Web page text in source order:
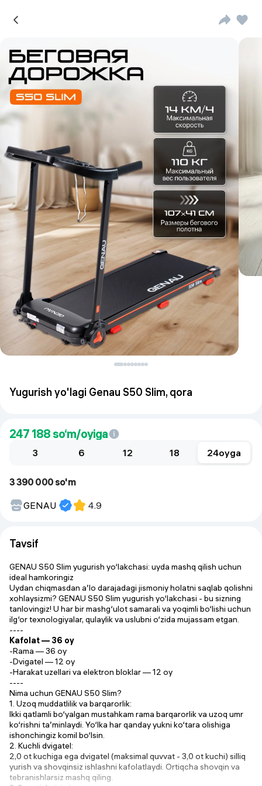
Yugurish yo'lagi Genau S50 Slim, qora
247 188 so‘m/oyiga
3 6 12 18 24oyga
3 390 000 so'm
GENAU
4.9
Tavsif
GENAU S50 Slim yugurish yo‘lakchasi: uyda mashq qilish uchun
ideal hamkoringiz
Uydan chiqmasdan a’lo darajadagi jismoniy holatni saqlab qolishni
xohlaysizmi? GENAU S50 Slim yugurish yo‘lakchasi - bu sizning
tanlovingiz! U har bir mashg‘ulot samarali va yoqimli bo‘lishi uchun
ilg‘or texnologiyalar, qulaylik va uslubni o‘zida mujassam etgan.
----
Kafolat — 36 oy
-Rama — 36 oy
-Dvigatel — 12 oy
-Harakat uzellari va elektron bloklar — 12 oy
----
Nima uchun GENAU S50 Slim?
1. Uzoq muddatlilik va barqarorlik:
Ikki qatlamli bo‘yalgan mustahkam rama barqarorlik va uzoq umr
ko‘rishni ta’minlaydi. Yo‘lka har qanday yukni ko‘tara olishiga
ishonchingiz komil bo‘lsin.
2. Kuchli dvigatel:
2,0 ot kuchiga ega dvigatel (maksimal quvvat - 3,0 ot kuchi) silliq
yurish va shovqinsiz ishlashni kafolatlaydi. Ortiqcha shovqin va
tebranishlarsiz mashq qiling.